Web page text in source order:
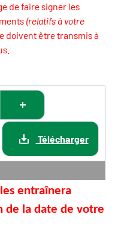
de faire signer les
(relatifs à votre
doivent être transmis à
Télécharger
entraînera
de la date de votre